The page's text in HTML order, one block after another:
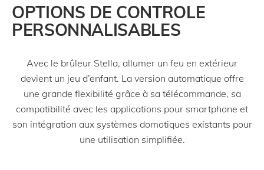
OPTIONS DE CONTROLE
PERSONNALISABLES
Avec le brûleur Stella, allumer un feu en extérieur
devient un jeu d’enfant. La version automatique offre
une grande flexibilité grâce à sa télécommande, sa
compatibilité avec les applications pour smartphone et
son intégration aux systèmes domotiques existants pour
une utilisation simplifiée.